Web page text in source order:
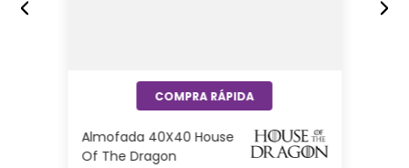
Almofada 40X40 House
Of The Dragon